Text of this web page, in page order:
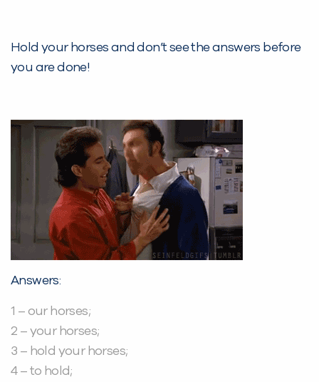
Hold your horses and don’t see the answers before
you are done!
Answers:
1 – our horses;
2 – your horses;
3 – hold your horses;
4 – to hold;